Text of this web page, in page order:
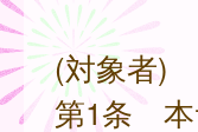
(対象者)
第1条 本